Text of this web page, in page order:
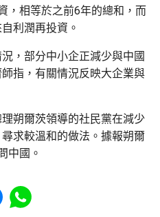
，相等於之前6年的總和，而
利潤再投資。
，部分中小企正減少與中國
指，有關情況反映大企業與
朔爾茨領導的社民黨在減少
求較溫和的做法。據報朔爾
中國。
to Facebook
Share to WhatsApp